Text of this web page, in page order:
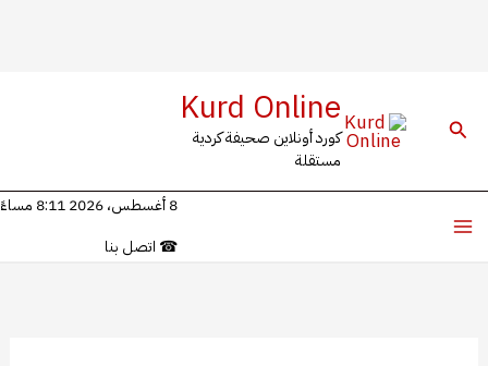
البحث Kurd Online
كورد أونلاين صحيفة كردية
مستقلة
8 أغسطس، 2026 8:11 مساءً
☎ اتصل بنا